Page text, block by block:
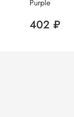
Purple
402 ₽